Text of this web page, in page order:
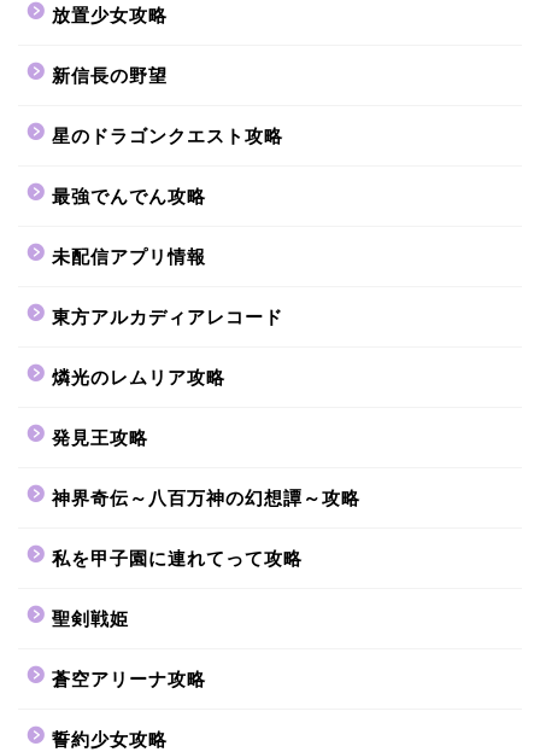
放置少女攻略
新信長の野望
星のドラゴンクエスト攻略
最強でんでん攻略
未配信アプリ情報
東方アルカディアレコード
燐光のレムリア攻略
発見王攻略
神界奇伝～八百万神の幻想譚～攻略
私を甲子園に連れてって攻略
聖剣戦姫
蒼空アリーナ攻略
誓約少女攻略